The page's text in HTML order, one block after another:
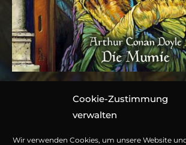
Cookie-Zustimmung
verwalten
Wir verwenden Cookies, um unsere Website
Folge 051: Arthur
Doyle – Die Mumie